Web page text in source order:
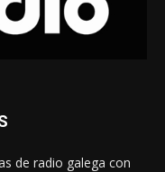
de radio galega con